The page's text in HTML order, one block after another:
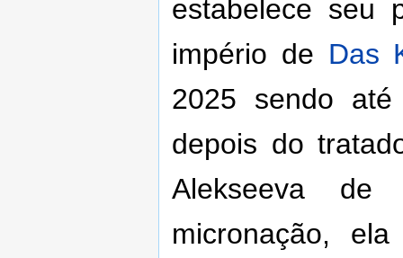
estabelece seu
império de Das
2025 sendo
depois do
Alekseeva
micronação,